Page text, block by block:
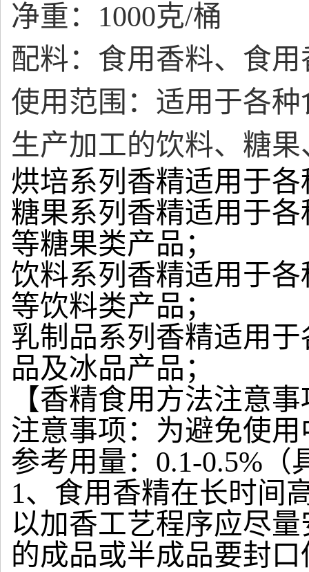
净重：1000克/桶
配料：食用香料、食
使用范围：适用于各
生产加工的饮料、糖
烘培系列香精适用于
糖果系列香精适用于
等糖果类产品；
饮料系列香精适用于
等饮料类产品；
乳制品系列香精适用
品及冰品产品；
【香精食用方法注意
注意事项：为避免使
参考用量：0.1-0.5%
1、食用香精在长时间
以加香工艺程序应尽
的成品或半成品要封